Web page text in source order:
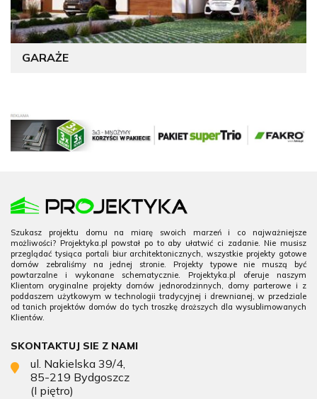
GARAŻE
Szukasz projektu domu na miarę swoich marzeń i co najważniejsze
możliwości? Projektyka.pl powstał po to aby ułatwić ci zadanie. Nie musisz
przeglądać tysiąca portali biur architektonicznych, wszystkie projekty gotowe
domów zebraliśmy na jednej stronie. Projekty typowe nie muszą być
powtarzalne i wykonane schematycznie. Projektyka.pl oferuje naszym
Klientom oryginalne projekty domów jednorodzinnych, domy parterowe i z
poddaszem użytkowym w technologii tradycyjnej i drewnianej, w przedziale
od tanich projektów domów do tych troszkę droższych dla wysublimowanych
Klientów.
SKONTAKTUJ SIE Z NAMI
ul. Nakielska 39/4,
85-219 Bydgoszcz
(I piętro)